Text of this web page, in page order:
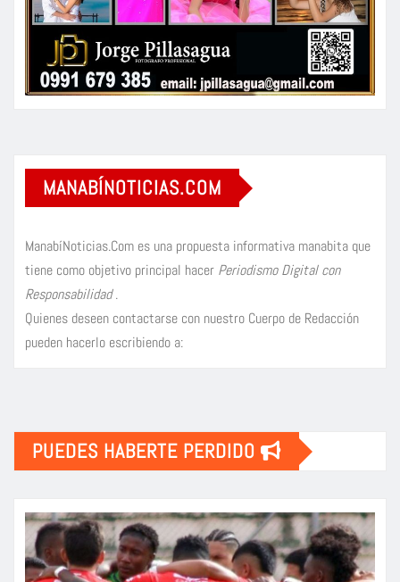
MANABÍNOTICIAS.COM
ManabíNoticias.Com es una propuesta informativa manabita que
tiene como objetivo principal hacer Periodismo Digital con
Responsabilidad.
Quienes deseen contactarse con nuestro Cuerpo de Redacción
pueden hacerlo escribiendo a:
PUEDES HABERTE PERDIDO